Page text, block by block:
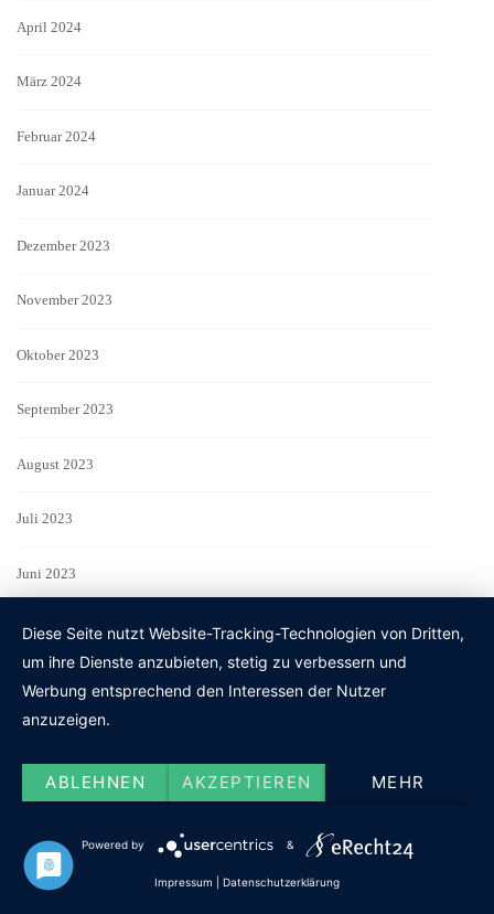
April 2024
März 2024
Februar 2024
Januar 2024
Dezember 2023
November 2023
Oktober 2023
September 2023
August 2023
Juli 2023
Juni 2023
Mai 2023
April 2023
Februar 2023
Januar 2023
Diese Seite nutzt Website-Tracking-Technologien von Dritten,
um ihre Dienste anzubieten, stetig zu verbessern und
Werbung entsprechend den Interessen der Nutzer
anzuzeigen.
ABLEHNEN AKZEPTIEREN MEHR
Powered by &
Impressum Datenschutzerklärung